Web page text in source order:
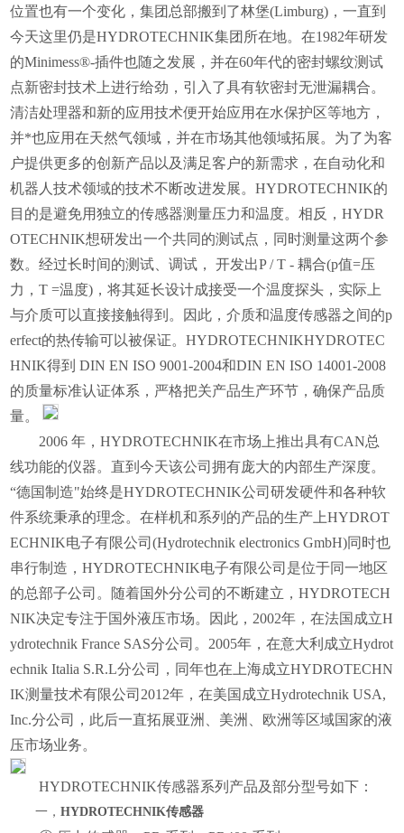
位置也有一个变化，集团总部搬到了林堡(Limburg)，一直到
今天这里仍是HYDROTECHNIK集团所在地。在1982年研发
的Minimess®-插件也随之发展，并在60年代的密封螺纹测试
点新密封技术上进行给劲，引入了具有软密封无泄漏耦合。
清洁处理器和新的应用技术便开始应用在水保护区等地方，
并*也应用在天然气领域，并在市场其他领域拓展。为了为客
户提供更多的创新产品以及满足客户的新需求，在自动化和
机器人技术领域的技术不断改进发展。HYDROTECHNIK的
目的是避免用独立的传感器测量压力和温度。相反，HYDR
OTECHNIK想研发出一个共同的测试点，同时测量这两个参
数。经过长时间的测试、调试， 开发出P / T - 耦合(p值=压
力，T =温度)，将其延长设计成接受一个温度探头，实际上
与介质可以直接接触得到。因此，介质和温度传感器之间的p
erfect的热传输可以被保证。HYDROTECHNIKHYDROTEC
HNIK得到 DIN EN ISO 9001-2004和DIN EN ISO 14001-2008
的质量标准认证体系，严格把关产品生产环节，确保产品质
量。
2006 年，HYDROTECHNIK在市场上推出具有CAN总
线功能的仪器。直到今天该公司拥有庞大的内部生产深度。
“德国制造"始终是HYDROTECHNIK公司研发硬件和各种软
件系统秉承的理念。在样机和系列的产品的生产上HYDROT
ECHNIK电子有限公司(Hydrotechnik electronics GmbH)同时也
串行制造，HYDROTECHNIK电子有限公司是位于同一地区
的总部子公司。随着国外分公司的不断建立，HYDROTECH
NIK决定专注于国外液压市场。因此，2002年，在法国成立H
ydrotechnik France SAS分公司。2005年，在意大利成立Hydrot
echnik Italia S.R.L分公司，同年也在上海成立HYDROTECHN
IK测量技术有限公司2012年，在美国成立Hydrotechnik USA,
Inc.分公司，此后一直拓展亚洲、美洲、欧洲等区域国家的液
压市场业务。
HYDROTECHNIK传感器系列产品及部分型号如下：
一，HYDROTECHNIK传感器